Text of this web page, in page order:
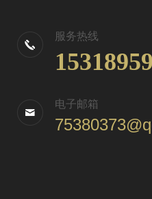
服务热线
电子邮箱